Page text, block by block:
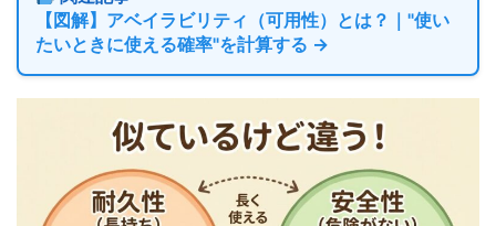
【図解】アベイラビリティ（可用性）とは？｜"使い
たいときに使える確率"を計算する →